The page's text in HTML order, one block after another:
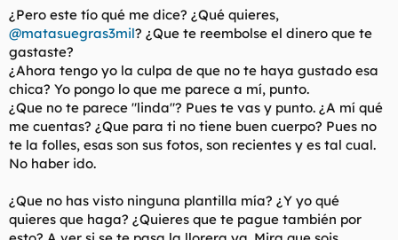
:
¿Pero este tío qué me dice? ¿Qué quieres,
@matasuegras3mil? ¿Que te reembolse el dinero que te
gastaste?
¿Ahora tengo yo la culpa de que no te haya gustado esa
chica? Yo pongo lo que me parece a mí, punto.
¿Que no te parece "linda"? Pues te vas y punto. ¿A mí qué
me cuentas? ¿Que para ti no tiene buen cuerpo? Pues no
te la folles, esas son sus fotos, son recientes y es tal cual.
No haber ido.
¿Que no has visto ninguna plantilla mía? ¿Y yo qué
quieres que haga? ¿Quieres que te pague también por